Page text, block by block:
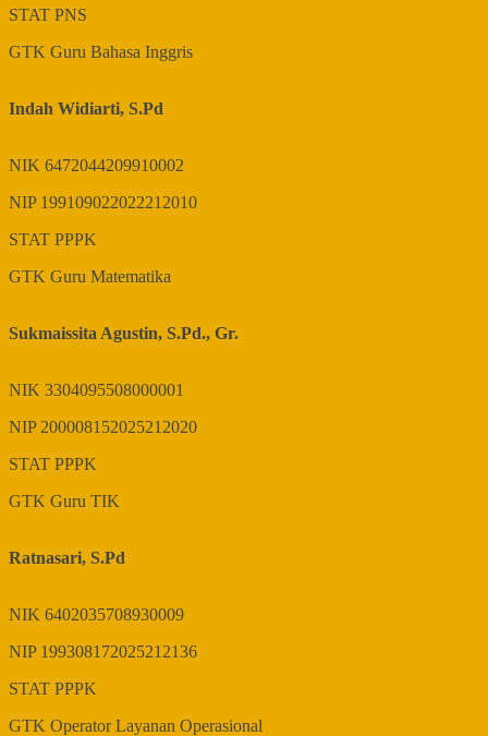
STAT PNS
GTK Guru Bahasa Inggris
Indah Widiarti, S.Pd
NIK 6472044209910002
NIP 199109022022212010
STAT PPPK
GTK Guru Matematika
Sukmaissita Agustin, S.Pd., Gr.
NIK 3304095508000001
NIP200008152025212020
STAT PPPK
GTK Guru TIK
Ratnasari, S.Pd
NIK 6402035708930009
NIP 199308172025212136
STAT PPPK
GTK Operator Layanan Operasional